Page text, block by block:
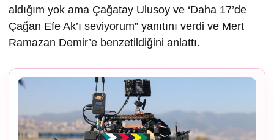
aldığım yok ama Çağatay Ulusoy ve ‘Daha 17’de
Çağan Efe Ak’ı seviyorum” yanıtını verdi ve Mert
Ramazan Demir’e benzetildiğini anlattı.